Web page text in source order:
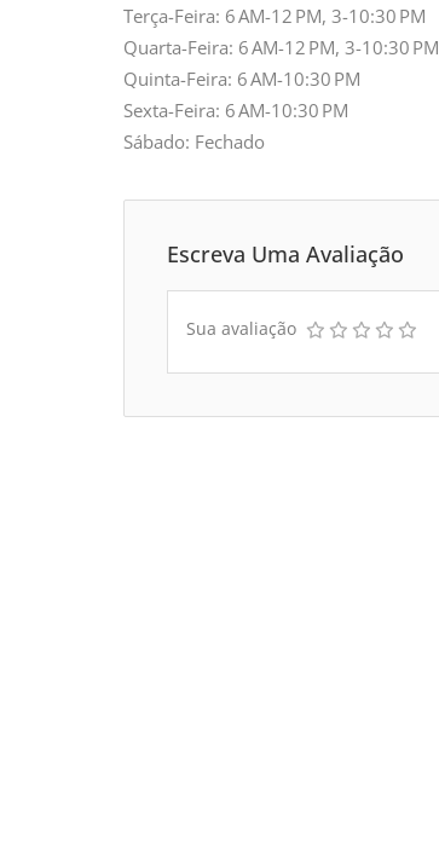
Terça-Feira: 6 AM-12 PM, 3-10:30 PM
Quarta-Feira: 6 AM-12 PM, 3-10:30 PM
Quinta-Feira: 6 AM-10:30 PM
Sexta-Feira: 6 AM-10:30 PM
Sábado: Fechado
Escreva Uma Avaliação
Sua avaliação